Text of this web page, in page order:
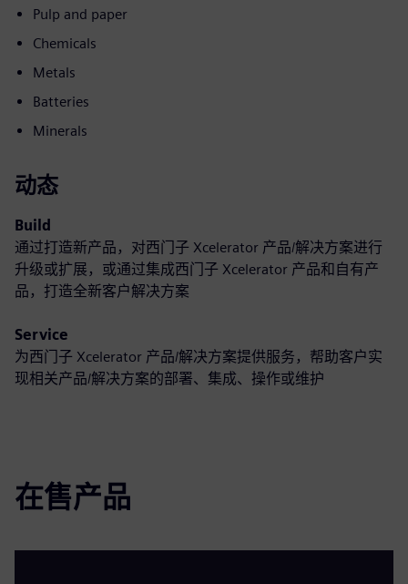
Pulp and paper
Chemicals
Metals
Batteries
Minerals
动态
Build
通过打造新产品，对西门子 Xcelerator 产品/解决方案进行
升级或扩展，或通过集成西门子 Xcelerator 产品和自有产
品，打造全新客户解决方案
Service
为西门子 Xcelerator 产品/解决方案提供服务，帮助客户实
现相关产品/解决方案的部署、集成、操作或维护
在售产品